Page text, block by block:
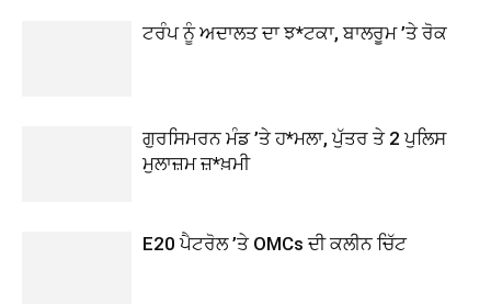
ਟਰੰਪ ਨੂੰ ਅਦਾਲਤ ਦਾ ਝ*ਟਕਾ, ਬਾਲਰੂਮ ’ਤੇ ਰੋਕ
ਗੁਰਸਿਮਰਨ ਮੰਡ ’ਤੇ ਹ*ਮਲਾ, ਪੁੱਤਰ ਤੇ 2 ਪੁਲਿਸ
ਮੁਲਾਜ਼ਮ ਜ਼*ਖ਼ਮੀ
E20 ਪੈਟਰੋਲ ’ਤੇ OMCs ਦੀ ਕਲੀਨ ਚਿੱਟ